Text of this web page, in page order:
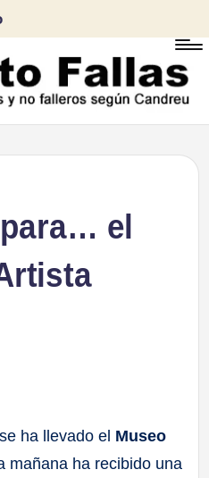
el
ha llevado el Museo
mañana ha recibido una